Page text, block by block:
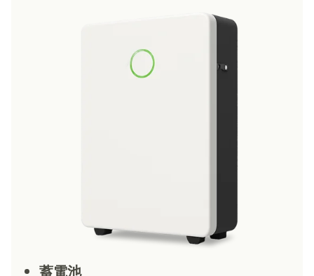
蓄電池